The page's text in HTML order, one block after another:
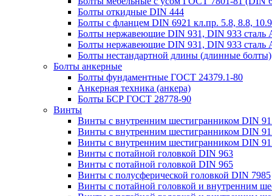
Болты откидные DIN 444
Болты с фланцем DIN 6921 кл.пр. 5.8, 8.8, 10.9
Болты нержавеющие DIN 931, DIN 933 сталь
Болты нержавеющие DIN 931, DIN 933 сталь
Болты нестандартной длины (длинные болты)
Болты анкерные
Болты фундаментные ГОСТ 24379.1-80
Анкерная техника (анкера)
Болты БСР ГОСТ 28778-90
Винты
Винты с внутренним шестигранником DIN
Винты с внутренним шестигранником DIN
Винты с внутренним шестигранником DIN
Винты с потайной головкой DIN 963
Винты с потайной головкой DIN 965
Винты с полусферической головкой DIN 7985
Винты с потайной головкой и внутренним